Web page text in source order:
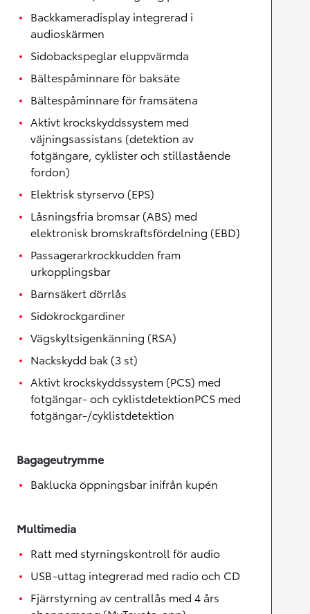
Backkameradisplay integrerad i
audioskärmen
Sidobackspeglar eluppvärmda
Bältespåminnare för baksäte
Bältespåminnare för framsätena
Aktivt krockskyddssystem med
väjningsassistans (detektion av
fotgängare, cyklister och stillastående
fordon)
Elektrisk styrservo (EPS)
Låsningsfria bromsar (ABS) med
elektronisk bromskraftsfördelning (EBD)
Passagerarkrockkudden fram
urkopplingsbar
Barnsäkert dörrlås
Sidokrockgardiner
Vägskyltsigenkänning (RSA)
Nackskydd bak (3 st)
Aktivt krockskyddssystem (PCS) med
fotgängar- och cyklistdetektionPCS med
fotgängar-/cyklistdetektion
Bagageutrymme
Baklucka öppningsbar inifrån kupén
Multimedia
Ratt med styrningskontroll för audio
USB-uttag integrerad med radio och CD
Fjärrstyrning av centrallås med 4 års